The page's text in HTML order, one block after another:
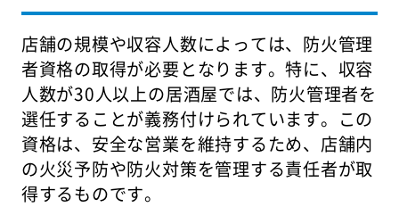
店舗の規模や収容人数によっては、防火管理
者資格の取得が必要となります。特に、収容
人数が30人以上の居酒屋では、防火管理者を
選任することが義務付けられています。この
資格は、安全な営業を維持するため、店舗内
の火災予防や防火対策を管理する責任者が取
得するものです。